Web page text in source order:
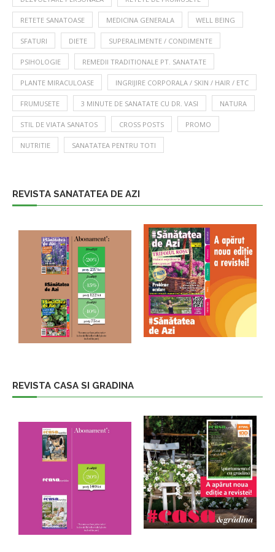
RETETE SANATOASE MEDICINA GENERALA WELL BEING
SFATURI DIETE SUPERALIMENTE / CONDIMENTE
PSIHOLOGIE REMEDII TRADITIONALE PT. SANATATE
PLANTE MIRACULOASE INGRIJIRE CORPORALA / SKIN / HAIR / ETC
FRUMUSETE 3 MINUTE DE SANATATE CU DR. VASI NATURA
STIL DE VIATA SANATOS CROSS POSTS PROMO
NUTRITIE SANATATEA PENTRU TOTI
REVISTA SANATATEA DE AZI
REVISTA CASA SI GRADINA